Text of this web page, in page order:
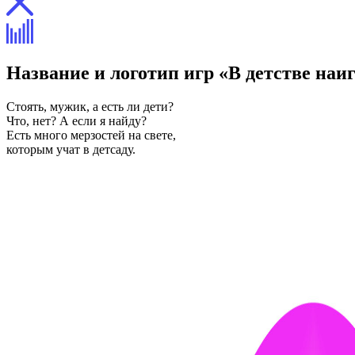
Название и логотип игр «В детстве
Стоять, мужик, а есть ли дети?
Что, нет? А если я найду?
Есть много мерзостей на свете,
которым учат в детсаду.